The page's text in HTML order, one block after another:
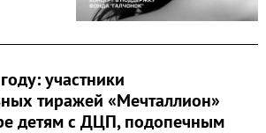
участники
тиражей «Мечталлион»
детям с ДЦП, подопечным